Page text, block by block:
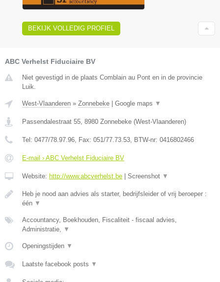
BEKIJK VOLLEDIG PROFIEL
ABC Verhelst Fiduciaire BV
Niet gevestigd in de plaats Comblain au Pont en in de provincie
Luik.
West-Vlaanderen » Zonnebeke Google maps ▼
Passendalestraat 55, 8980 Zonnebeke (West-Vlaanderen)
Tel: 0477/78.97.96, Fax: 051/77.73.53, BTW-nr: 0416802466
E-mail › ABC Verhelst Fiduciaire BV
Website: http://www.abcverhelst.be Screenshot ▼
Heb je nood aan advies als starter, bedrijfsleider of vrij beroeper :
één ▼
Accountancy, Boekhouden, Fiscaliteit - fiscaal advies,
Administratie, ▼
Openingstijden ▼
Laatste facebook posts ▼